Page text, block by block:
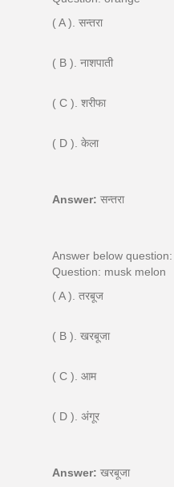
( A ). सन्तरा
( B ). नाशपाती
( C ). शरीफा
( D ). केला
Answer: सन्तरा
Answer below question:
Question: musk melon
( A ). तरबूज
( B ). खरबूजा
( C ). आम
( D ). अंगूर
Answer: खरबूजा